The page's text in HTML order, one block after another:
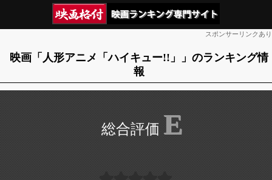
スポンサーリンクあり
映画「人形アニメ「ハイキュー!!」」のランキング情
報
E